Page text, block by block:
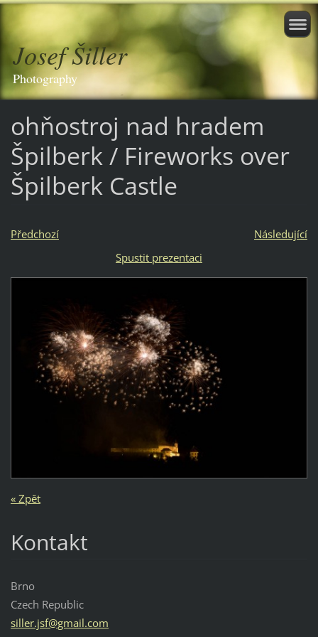
Josef Šiller
Photography
ohňostroj nad hradem
Špilberk / Fireworks over
Špilberk Castle
Předchozí
Následující
Spustit prezentaci
« Zpět
Kontakt
Brno
Czech Republic
siller.jsf@gmail.com